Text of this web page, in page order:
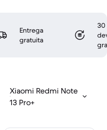
Entrega
gratuita
30
Xiaomi Redmi Note
13 Pro+